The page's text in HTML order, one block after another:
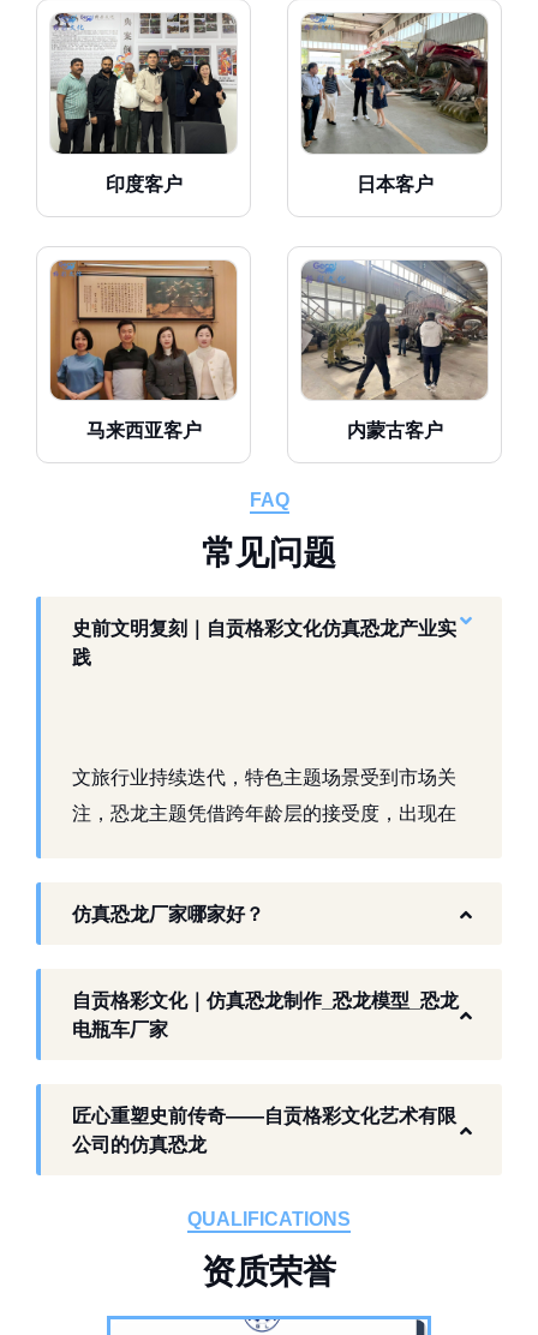
印度客户 日本客户
马来西亚客户 内蒙古客户
FAQ
常 见问题
史前文明复刻｜自贡格彩文化仿真恐龙产业实
践
文旅行业持续迭代，特色主题场景受到市场关
注，恐龙主题凭借跨年龄层的接受度，出现在
生态。自贡格彩文化艺术有限公司扎根本地产
以工厂生产能力，为各地客户提供史前主题相
关产品与服务。
工厂生产基础 构建恐龙产业全链服务
作为开展史前仿真模型生产的恐龙制作工厂，
板仓工业园，拥有标准化生产车间、配套生产
品的恐龙制作公司。公司采用按需定制模式，
从前期方案设计、场景规划，到中期原料选
仿真恐龙厂家哪家好？
自贡格彩文化｜仿真恐龙制作_恐龙模型_恐龙
电瓶车厂家
匠心重塑史前传奇——自贡格彩文化艺术有限
公司的仿真恐龙
QUALIFICATIONS
资质荣誉